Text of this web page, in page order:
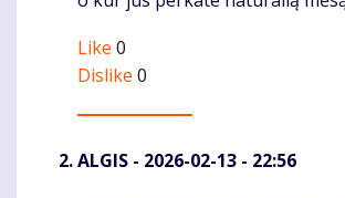
Like 0
Dislike 0
ALGIS - 2026-02-13 - 22:56